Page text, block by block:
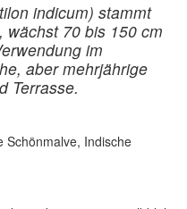
indicum) stammt
wächst 70 bis 150 cm
im
aber mehrjährige
Terrasse.